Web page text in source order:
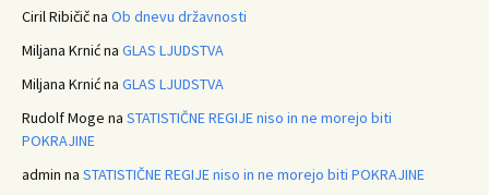
Ciril Ribičična Ob dnevu državnosti
Miljana Krnićna GLAS LJUDSTVA
Miljana Krnićna GLAS LJUDSTVA
Rudolf Moge na STATISTIČNE REGIJE niso in ne morejo biti
POKRAJINE
admin na STATISTIČNE REGIJE niso in ne morejo biti POKRAJINE